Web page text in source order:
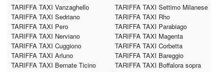
TARIFFA TAXI Vanzaghello
TARIFFA TAXI Settimo Milanese
TARIFFA TAXI Sedriano
TARIFFA TAXI Rho
TARIFFA TAXI Pero
TARIFFA TAXI Parabiago
TARIFFA TAXI Nerviano
TARIFFA TAXI Magenta
TARIFFA TAXI Cuggiono
TARIFFA TAXI Corbetta
TARIFFA TAXI Arluno
TARIFFA TAXI Bareggio
TARIFFA TAXI Bernate Ticino
TARIFFA TAXI Boffalora sopra